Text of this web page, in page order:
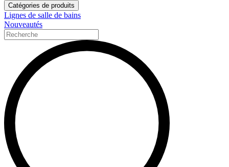
Catégories de produits
Lignes de salle de bains
Nouveautés